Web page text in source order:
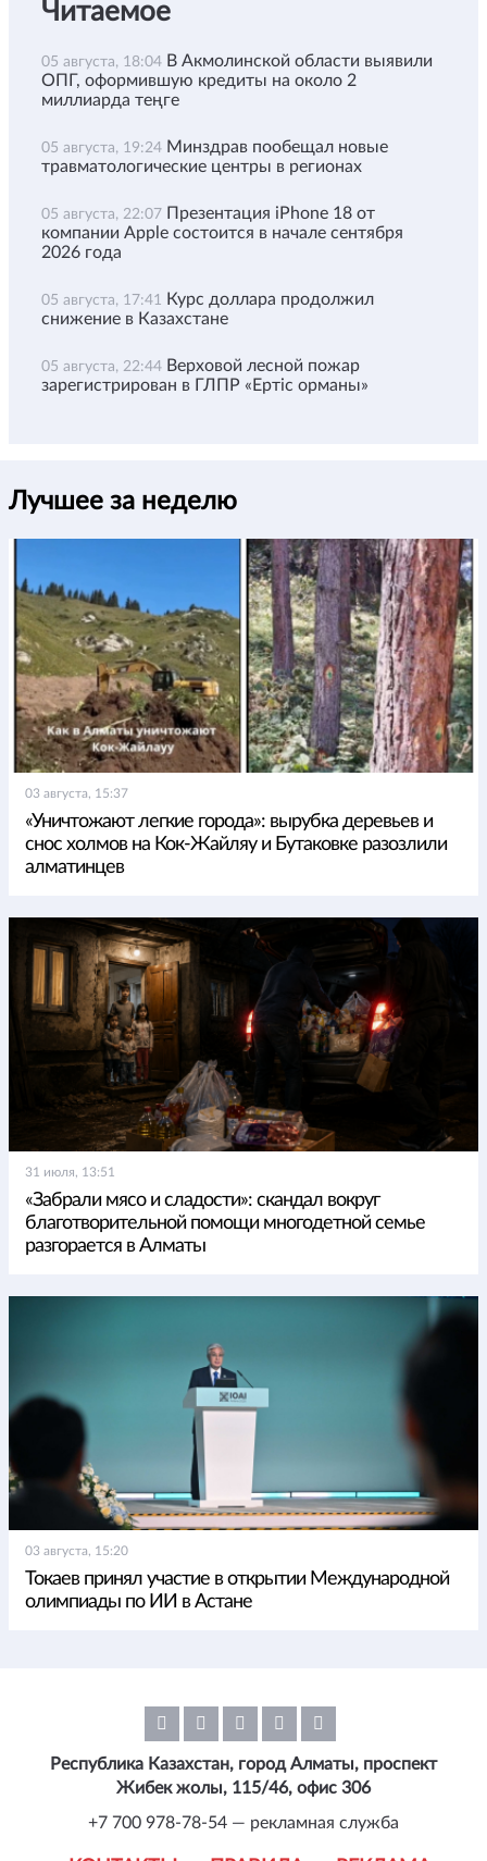
Читаемое
05 августа, 18:04 В Акмолинской области выявили
ОПГ, оформившую кредиты на около 2
миллиарда теңге
05 августа, 19:24 Минздрав пообещал новые
травматологические центры в регионах
05 августа, 22:07 Презентация iPhone 18 от
компании Apple состоится в начале сентября
2026 года
05 августа, 17:41
Курс доллара продолжил
снижение в Казахстане
05 августа, 22:44 Верховой лесной пожар
зарегистрирован в ГЛПР «Ертіс орманы»
Лучшее за неделю
03 августа, 15:37
«Уничтожают легкие города»: вырубка деревьев и
снос холмов на Кок-Жайляу и Бутаковке разозлили
алматинцев
31 июля, 13:51
«Забрали мясо и сладости»: скандал вокруг
благотворительной помощи многодетной семье
разгорается в Алматы
03 августа, 15:20
Токаев принял участие в открытии Международной
олимпиады по ИИ в Астане
Республика Казахстан, город Алматы, проспект
Жибек жолы, 115/46, офис 306
+7 700 978-78-54 — рекламная служба